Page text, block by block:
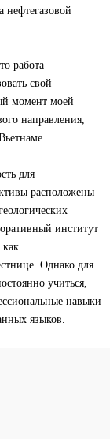
нефтегазовой
работа
свой
момент моей
направления,
для
расположены
институт
как
Однако для
учиться,
навыки
языков.